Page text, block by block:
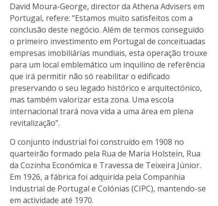
David Moura-George, director da Athena Advisers em
Portugal, refere: “Estamos muito satisfeitos com a
conclusão deste negócio. Além de termos conseguido
o primeiro investimento em Portugal de conceituadas
empresas imobiliárias mundiais, esta operação trouxe
para um local emblemático um inquilino de referência
que irá permitir não só reabilitar o edificado
preservando o seu legado histórico e arquitectónico,
mas também valorizar esta zona. Uma escola
internacional trará nova vida a uma área em plena
revitalização”.
O conjunto industrial foi construído em 1908 no
quarteirão formado pela Rua de Maria Holstein, Rua
da Cozinha Económica e Travessa de Teixeira Júnior.
Em 1926, a fábrica foi adquirida pela Companhia
Industrial de Portugal e Colónias (CIPC), mantendo-se
em actividade até 1970.